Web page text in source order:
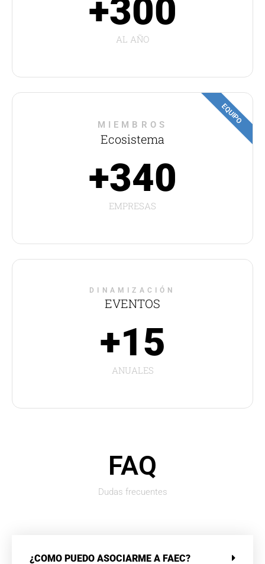
+300
AL AÑO
MIEMBROS
Ecosistema
+340
EMPRESAS
EQUIPO
DINAMIZACIÓN
EVENTOS
+15
ANUALES
FAQ
Dudas frecuentes
¿COMO PUEDO ASOCIARME A FAEC?